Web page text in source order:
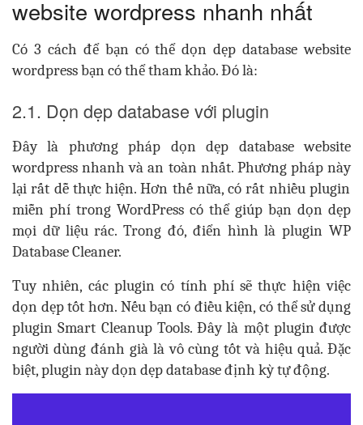
website wordpress nhanh nhất
Có 3 cách để bạn có thể dọn dẹpdatabase website
wordpress bạn có thể tham khảo. Đó là:
2.1. Dọn dẹp database với plugin
Đây là phương pháp dọn dẹp database website
wordpress nhanh vàan toàn nhất. Phương pháp này
lại rất dễ thực hiện. Hơn thế nữa, có rất nhiều plugin
miễn phí trong WordPress có thể giúp bạn dọn dẹp
mọi dữ liệu rác. Trong đó, điển hình là plugin WP
Database Cleaner.
Tuy nhiên, các plugin có tính phí sẽ thực hiện việc
dọn dẹp tốt hơn. Nếu bạn có điều kiện, có thể sử dụng
plugin Smart Cleanup Tools. Đây là một plugin được
người dùng đánh già là vô cùng tốt và hiệu quả. Đặc
biệt, plugin này dọn dẹp database định kỳ tự động.